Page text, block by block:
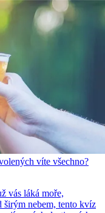
víte všechno?
vás láká moře,
širým nebem, tento kvíz